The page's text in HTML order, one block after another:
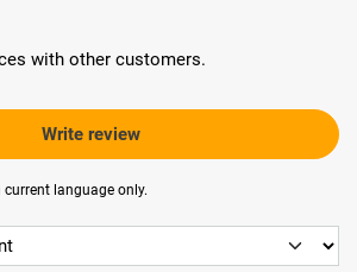
with other customers.
Write review
current language only.